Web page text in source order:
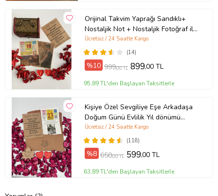
Orijinal Takvim Yaprağı Sandıklı+
Nostaljik Not + Nostaljik Fotoğraf ile
birlikte UNUTULMAYACAK BİR
HEDİYE
(14)
Ücretsiz / 24 Saatte Kargo
%10 999,00 TL 899,00 TL
95,89 TL'den Başlayan Taksitlerle
Kişiye Özel Sevgiliye Eşe Arkadaşa
Doğum Günü Evlilik Yıl dönümü
Fotoğraflı Hediye Takvim Yaprağı
NOSTALJİK ZARFLI
(118)
Ücretsiz / 24 Saatte Kargo
%8 650,00 TL 599,00 TL
63,89 TL'den Başlayan Taksitlerle